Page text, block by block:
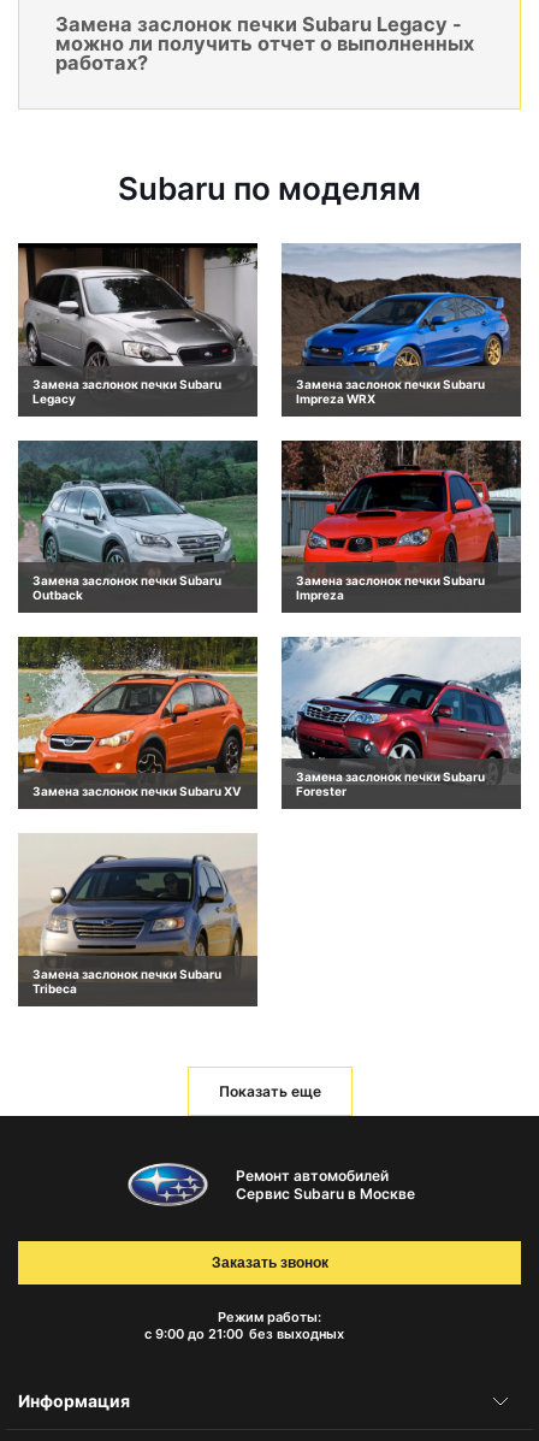
Замена заслонок печки Subaru Legacy -
можно ли получить отчет о выполненных
работах?
Subaru по моделям
Замена заслонок печки Subaru
Legacy
Замена заслонок печки Subaru
Impreza WRX
Замена заслонок печки Subaru
Outback
Замена заслонок печки Subaru
Impreza
Замена заслонок печки Subaru XV
Замена заслонок печки Subaru
Forester
Замена заслонок печки Subaru
Tribeca
Показать еще
Ремонт автомобилей
Сервис Subaru в Москве
Режим работы:
с 9:00 до 21:00 без выходных
Заказать звонок
Информация